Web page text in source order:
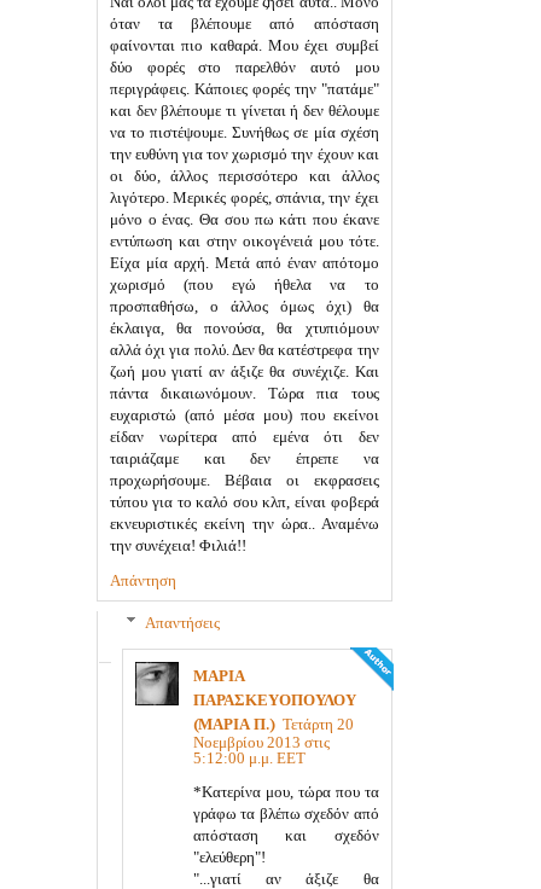
όταν τα βλέπουμε από απόσταση
φαίνονται πιο καθαρά. Μου έχει συμβεί
δύο φορές στο παρελθόν αυτό μου
περιγράφεις. Κάποιες φορές την "πατάμε"
και δεν βλέπουμε τι γίνεται ή δεν θέλουμε
να το πιστέψουμε. Συνήθως σε μία σχέση
την ευθύνη για τον χωρισμό την έχουν και
οι δύο, άλλος περισσότερο και άλλος
λιγότερο. Μερικές φορές, σπάνια, την έχει
μόνο ο ένας. Θα σου πω κάτι που έκανε
εντύπωση και στην οικογένειά μου τότε.
Είχα μία αρχή. Μετά από έναν απότομο
χωρισμό (που εγώ ήθελα να το
προσπαθήσω, ο άλλος όμως όχι) θα
έκλαιγα, θα πονούσα, θα χτυπιόμουν
αλλά όχι για πολύ. Δεν θα κατέστρεφα την
ζωή μου γιατί αν άξιζε θα συνέχιζε. Και
πάντα δικαιωνόμουν. Τώρα πια τους
ευχαριστώ (από μέσα μου) που εκείνοι
είδαν νωρίτερα από εμένα ότι δεν
ταιριάζαμε και δεν έπρεπε να
προχωρήσουμε. Βέβαια οι εκφρασεις
τύπου για το καλό σου κλπ, είναι φοβερά
εκνευριστικές εκείνη την ώρα.. Αναμένω
την συνέχεια! Φιλιά!!
Απάντηση
Απαντήσεις
ΜΑΡΙΑ
ΠΑΡΑΣΚΕΥΟΠΟΥΛΟΥ
(ΜΑΡΙΑ Π.) Τετάρτη 20
Νοεμβρίου 2013 στις
5:12:00 μ.μ. EET
*Κατερίνα μου, τώρα που τα
γράφω τα βλέπω σχεδόν από
απόσταση και σχεδόν
"ελεύθερη"!
"...γιατί αν άξιζε θα